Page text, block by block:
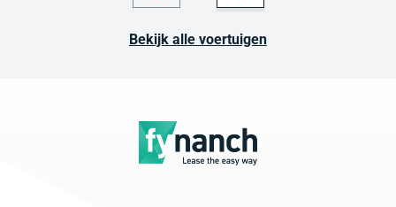
Bekijk alle voertuigen